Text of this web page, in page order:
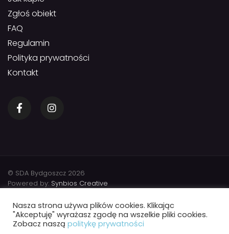
Zgłoś obiekt
FAQ
Regulamin
Polityka prywatności
Kontakt
© SDA Bydgoszcz 2026
Powered by: Synbios Creative
Nasza strona używa plików cookies. Klikając
"Akceptuję" wyrażasz zgodę na wszelkie pliki cookies.
Zobacz naszą politykę prywatności